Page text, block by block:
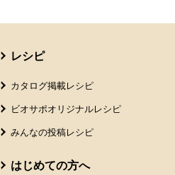
レシピ
カタログ掲載レシピ
ビオサポオリジナルレシピ
みんなの投稿レシピ
はじめての方へ